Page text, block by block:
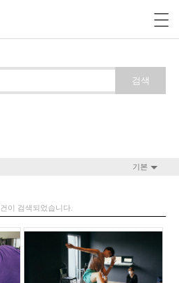
검색
기본
건이 검색되었습니다.